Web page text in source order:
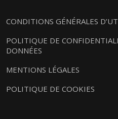
CONDITIONS GÉNÉRALES
POLITIQUE DE
DONNÉES
MENTIONS LÉGALES
POLITIQUE DE COOKIES